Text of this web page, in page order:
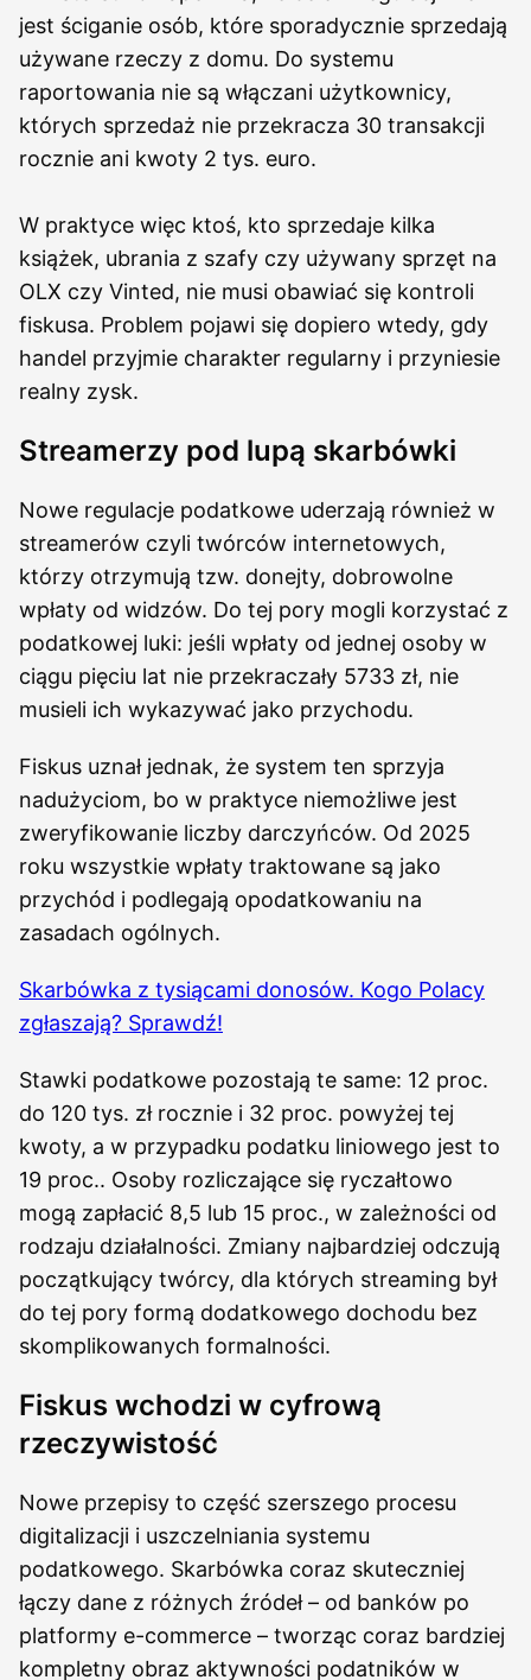
jest ściganie osób, które sporadycznie sprzedają
używane rzeczy z domu. Do systemu
raportowania nie są włączani użytkownicy,
których sprzedaż nie przekracza 30 transakcji
rocznie ani kwoty 2 tys. euro.
W praktyce więc ktoś, kto sprzedaje kilka
książek, ubrania z szafy czy używany sprzęt na
OLX czy Vinted, nie musi obawiać się kontroli
fiskusa. Problem pojawi się dopiero wtedy, gdy
handel przyjmie charakter regularny i przyniesie
realny zysk.
Streamerzy pod lupą skarbówki
Nowe regulacje podatkowe uderzają również w
streamerów czyli twórców internetowych,
którzy otrzymują tzw. donejty, dobrowolne
wpłaty od widzów. Do tej pory mogli korzystać z
podatkowej luki: jeśli wpłaty od jednej osoby w
ciągu pięciu lat nie przekraczały 5733 zł, nie
musieli ich wykazywać jako przychodu.
Fiskus uznał jednak, że system ten sprzyja
nadużyciom, bo w praktyce niemożliwe jest
zweryfikowanie liczby darczyńców. Od 2025
roku wszystkie wpłaty traktowane są jako
przychód i podlegają opodatkowaniu na
zasadach ogólnych.
Skarbówka z tysiącami donosów. Kogo Polacy
zgłaszają? Sprawdź!
Stawki podatkowe pozostają te same: 12 proc.
do 120 tys. zł rocznie i 32 proc. powyżej tej
kwoty, a w przypadku podatku liniowego jest to
19 proc.. Osoby rozliczające się ryczałtowo
mogą zapłacić 8,5 lub 15 proc., w zależności od
rodzaju działalności. Zmiany najbardziej odczują
początkujący twórcy, dla których streaming był
do tej pory formą dodatkowego dochodu bez
skomplikowanych formalności.
Fiskus wchodzi w cyfrową
rzeczywistość
Nowe przepisy to część szerszego procesu
digitalizacji i uszczelniania systemu
podatkowego. Skarbówka coraz skuteczniej
łączy dane z różnych źródeł – od banków po
platformy e-commerce – tworząc coraz bardziej
kompletny obraz aktywności podatników w